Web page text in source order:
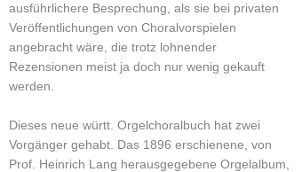
ausführlichere Besprechung, als sie bei privaten
Veröffentlichungen von Choralvorspielen
angebracht wäre, die trotz lohnender
Rezensionen meist ja doch nur wenig gekauft
werden.
Dieses neue württ. Orgelchoralbuch hat zwei
Vorgänger gehabt. Das 1896 erschienene, von
Prof. Heinrich Lang herausgegebene Orgelalbum,